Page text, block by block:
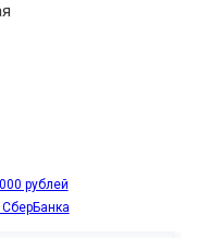
рублей
СберБанка